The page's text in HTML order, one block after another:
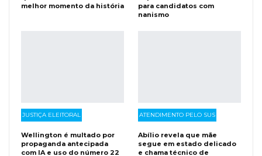
melhor momento da história
para candidatos com
nanismo
JUSTIÇA ELEITORAL
Wellington é multado por
propaganda antecipada
com IA e uso do número 22
ATENDIMENTO PELO SUS
Abílio revela que mãe
segue em estado delicado
e chama técnico de